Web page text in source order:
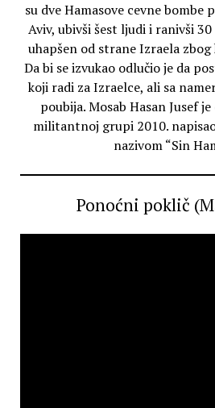
su dve Hamasove cevne bombe
Aviv, ubivši šest ljudi i ranivši
uhapšen od strane Izraela
Da bi se izvukao odlučio je da
koji radi za Izraelce, ali sa
poubija. Mosab Hasan Jusef
militantnoj grupi 2010.
nazivom “Sin
Ponoćni poklič